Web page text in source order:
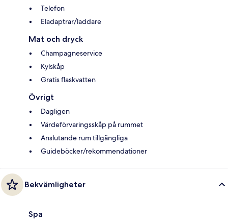
Telefon
Eladaptrar/laddare
Mat och dryck
Champagneservice
Kylskåp
Gratis flaskvatten
Övrigt
Dagligen
Värdeförvaringsskåp på rummet
Anslutande rum tillgängliga
Guideböcker/rekommendationer
Bekvämligheter
Spa